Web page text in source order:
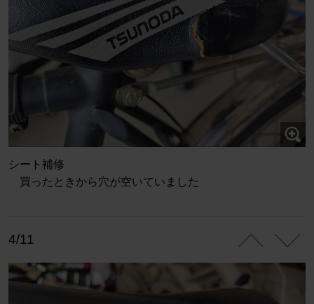
シート補修
買ったときから穴が空いていました
4/11